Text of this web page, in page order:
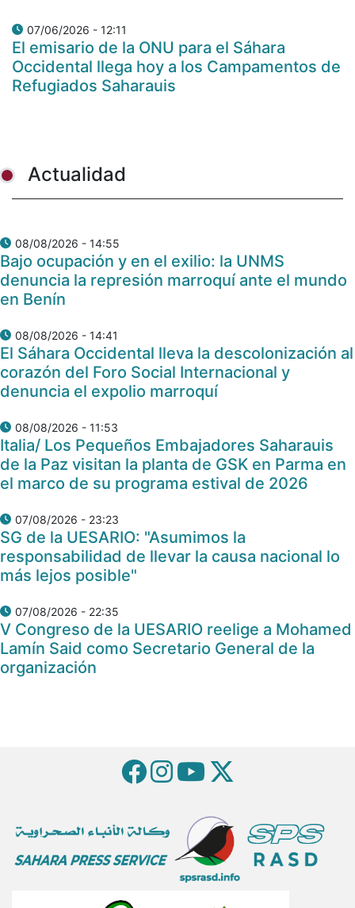
07/06/2026 - 12:11
El emisario de la ONU para el Sáhara
Occidental llega hoy a los Campamentos de
Refugiados Saharauis
Actualidad
08/08/2026 - 14:55
Bajo ocupación y en el exilio: la UNMS
denuncia la represión marroquí ante el mundo
en Benín
08/08/2026 - 14:41
El Sáhara Occidental lleva la descolonización al
corazón del Foro Social Internacional y
denuncia el expolio marroquí
08/08/2026 - 11:53
Italia/ Los Pequeños Embajadores Saharauis
de la Paz visitan la planta de GSK en Parma en
el marco de su programa estival de 2026
07/08/2026 - 23:23
SG de la UESARIO: "Asumimos la
responsabilidad de llevar la causa nacional lo
más lejos posible"
07/08/2026 - 22:35
V Congreso de la UESARIO reelige a Mohamed
Lamín Said como Secretario General de la
organización